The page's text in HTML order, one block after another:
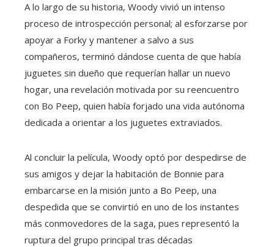
A lo largo de su historia, Woody vivió un intenso
proceso de introspección personal; al esforzarse por
apoyar a Forky y mantener a salvo a sus
compañeros, terminó dándose cuenta de que había
juguetes sin dueño que requerían hallar un nuevo
hogar, una revelación motivada por su reencuentro
con Bo Peep, quien había forjado una vida autónoma
dedicada a orientar a los juguetes extraviados.
Al concluir la película, Woody optó por despedirse de
sus amigos y dejar la habitación de Bonnie para
embarcarse en la misión junto a Bo Peep, una
despedida que se convirtió en uno de los instantes
más conmovedores de la saga, pues representó la
ruptura del grupo principal tras décadas